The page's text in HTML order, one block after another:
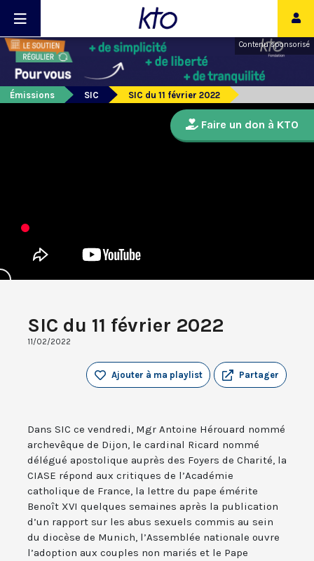
Contenu sponsorisé
Émissions SIC SIC du 11 février 2022
SIC du 11 février 2022
11/02/2022
Partager
Ajouter à ma playlist
Dans SIC ce vendredi, Mgr Antoine Hérouard nommé
archevêque de Dijon, le cardinal Ricard nommé
délégué apostolique auprès des Foyers de Charité, la
CIASE répond aux critiques de l’Académie
catholique de France, la lettre du pape émérite
Benoît XVI quelques semaines après la publication
d’un rapport sur les abus sexuels commis au sein
du diocèse de Munich, l’Assemblée nationale ouvre
l’adoption aux couples non mariés et le Pape
Faire un don à KTO